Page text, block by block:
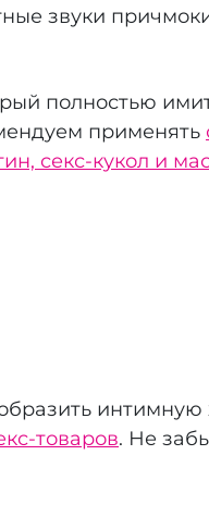
звуки
полностью
применять
секс-кукол и
товаров. Не